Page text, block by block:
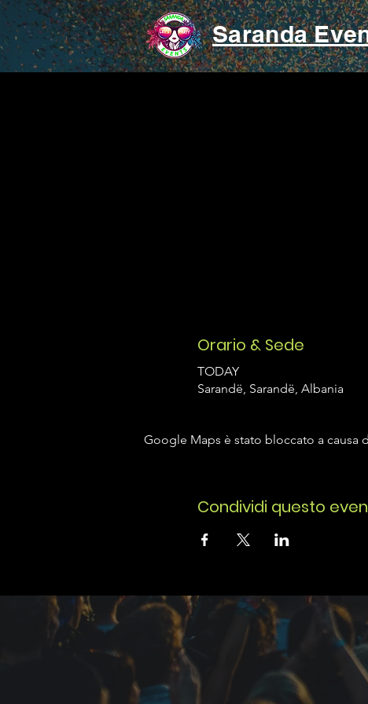
Saranda
Orario & Sede
TODAY
Sarandë, Sarandë, Albania
Google Maps è stato bloccato a causa
Condividi questo